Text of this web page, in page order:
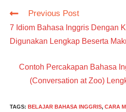
Read
articles
Previous Post
7 Idiom Bahasa Inggris Dengan
Digunakan Lengkap Beserta
Contoh Percakapan Bahasa
(Conversation at Zoo)
TAGS: BELAJAR BAHASA INGGRIS, CARA